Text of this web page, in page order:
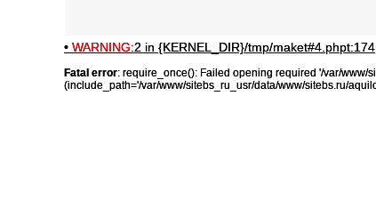
• WARNING:2 in {KERNEL_DIR}/tmp/
Fatal error: require_once(): Failed opening required '/var/
(include_path='/var/www/sitebs_ru_usr/data/www/sitebs.ru/